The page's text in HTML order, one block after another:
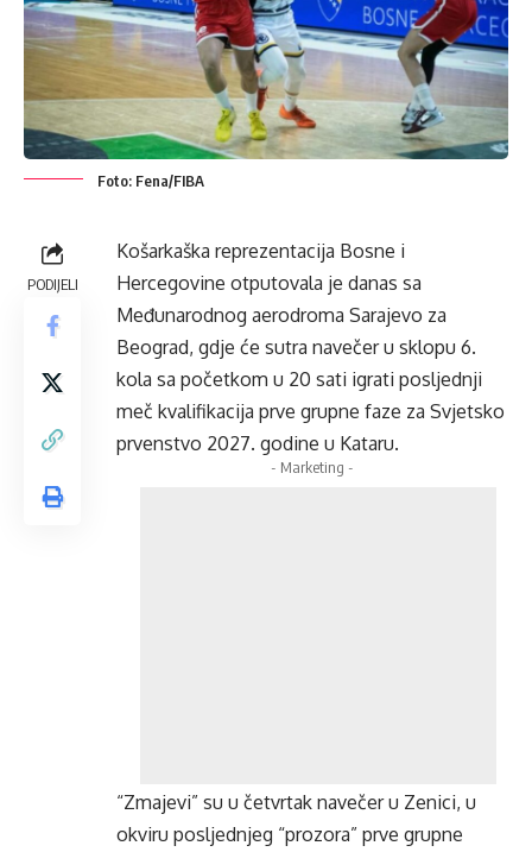
Foto: Fena/FIBA
PODIJELI
Košarkaška reprezentacija Bosne i
Hercegovine otputovala je danas sa
Međunarodnog aerodroma Sarajevo za
Beograd, gdje će sutra navečer u sklopu 6.
kola sa početkom u 20 sati igrati posljednji
meč kvalifikacija prve grupne faze za Svjetsko
prvenstvo 2027. godine u Kataru.
- Marketing -
“Zmajevi” su u četvrtak navečer u Zenici, u
okviru posljednjeg “prozora” prve grupne